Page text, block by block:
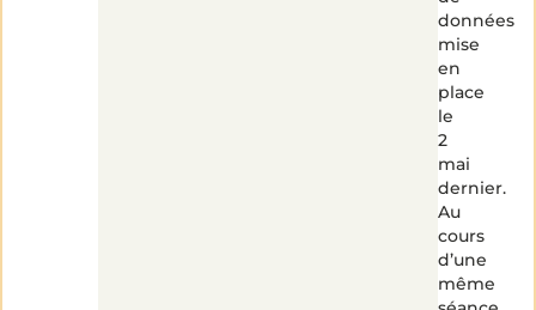
données
mise
en
place
le
2
mai
dernier.
Au
cours
d’une
même